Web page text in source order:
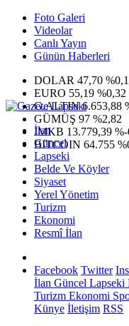
Foto Galeri
Videolar
Canlı Yayın
Günün Haberleri
DOLAR 47,70
EURO 55,19 %0,32
G.ALTIN6.653,88
GÜMÜŞ 97 %2,82
IMKB 13.779,39
BITCOIN 64.755
İlan
Güncel
Lapseki
Belde Ve Köyler
Siyaset
Yerel Yönetim
Turizm
Ekonomi
Resmî İlan
Facebook Twitter
İlan Güncel Lapseki
Turizm Ekonomi
Künye İletişim RSS